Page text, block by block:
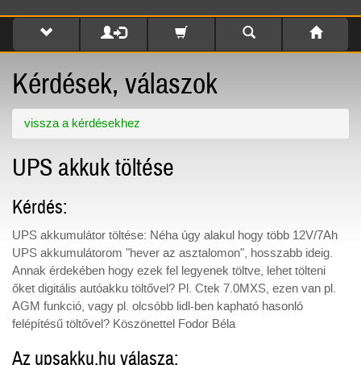
Kérdések, válaszok
vissza a kérdésekhez
UPS akkuk töltése
Kérdés:
UPS akkumulátor töltése: Néha úgy alakul hogy több 12V/7Ah
UPS akkumulátorom "hever az asztalomon", hosszabb ideig.
Annak érdekében hogy ezek fel legyenek töltve, lehet tölteni
őket digitális autóakku töltővel? Pl. Ctek 7.0MXS, ezen van pl.
AGM funkció, vagy pl. olcsóbb lidl-ben kapható hasonló
felépítésű töltővel? Köszönettel Fodor Béla
Az upsakku.hu válasza: